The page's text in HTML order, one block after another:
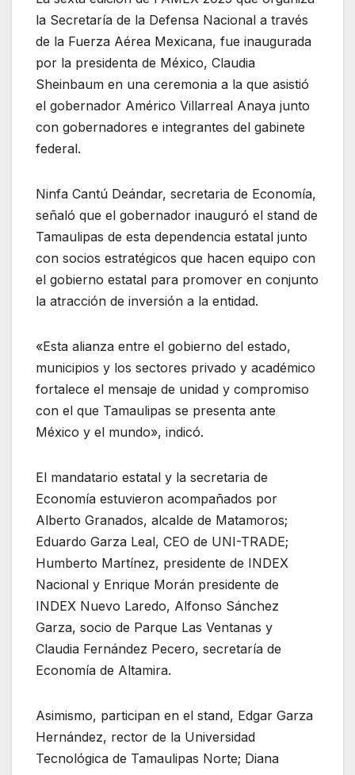
la Secretaría de la Defensa Nacional a través
de la Fuerza Aérea Mexicana, fue inaugurada
por la presidenta de México, Claudia
Sheinbaum en una ceremonia a la que asistió
el gobernador Américo Villarreal Anaya junto
con gobernadores e integrantes del gabinete
federal.
Ninfa Cantú Deándar, secretaria de Economía,
señaló que el gobernador inauguró el stand de
Tamaulipas de esta dependencia estatal junto
con socios estratégicos que hacen equipo con
el gobierno estatal para promover en conjunto
la atracción de inversión a la entidad.
«Esta alianza entre el gobierno del estado,
municipios y los sectores privado y académico
fortalece el mensaje de unidad y compromiso
con el que Tamaulipas se presenta ante
México y el mundo», indicó.
El mandatario estatal y la secretaria de
Economía estuvieron acompañados por
Alberto Granados, alcalde de Matamoros;
Eduardo Garza Leal, CEO de UNI-TRADE;
Humberto Martínez, presidente de INDEX
Nacional y Enrique Morán presidente de
INDEX Nuevo Laredo, Alfonso Sánchez
Garza, socio de Parque Las Ventanas y
Claudia Fernández Pecero, secretaría de
Economía de Altamira.
Asimismo, participan en el stand, Edgar Garza
Hernández, rector de la Universidad
Tecnológica de Tamaulipas Norte; Diana